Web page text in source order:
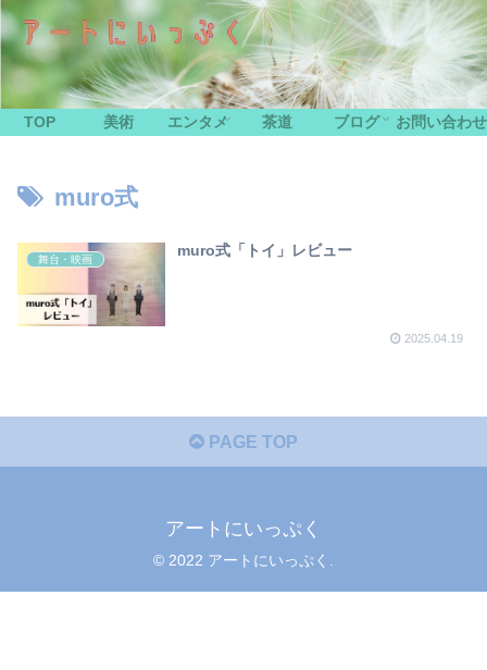
TOP 美術 エンタメ 茶道 ブログ お問い合わせ
muro式
舞台・映画
muro式「トイ」レビュー
2025.04.19
PAGE TOP
アートにいっぷく
© 2022 アートにいっぷく.